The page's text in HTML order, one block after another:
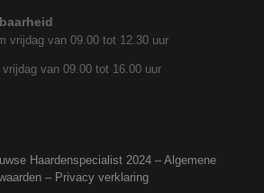
vrijdag van 09.00 tot 12.30 uur
van 09.00 tot 16.00 uur
Haardenspecialist 2024 – Algemene
– Privacy verklaring